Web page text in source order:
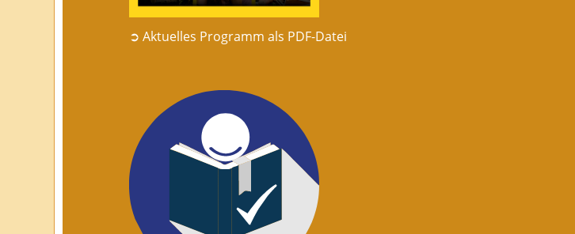
➲ Aktuelles Programm als PDF-Datei